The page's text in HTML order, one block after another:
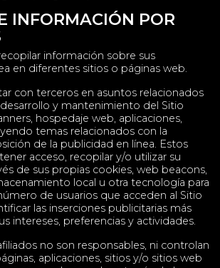
INFORMACIÓN POR
información sobre sus
en diferentes sitios o páginas web.
con terceros en asuntos relacionados
y mantenimiento del Sitio
hospedaje web, aplicaciones,
temas relacionados con la
de la publicidad en línea. Estos
acceso, recopilar y/o utilizar su
de sus propias cookies, web beacons,
local u otra tecnología para
de usuarios que acceden al Sitio
las inserciones publicitarias más
intereses, preferencias y actividades.
no son responsables, ni controlan
aplicaciones, sitios y/o sitios web